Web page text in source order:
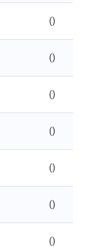
()
()
()
()
()
()
()